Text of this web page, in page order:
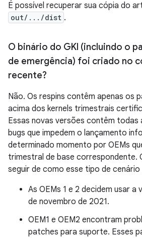
É possível recuperar sua cópia do
out/.../dist .
O binário do GKI (incluindo o
de emergência) foi criado no
recente?
Não. Os respins contêm apenas os
acima dos kernels trimestrais
Essas novas versões contêm todas
bugs que impedem o lançamento
determinado momento por OEMs
trimestral de base correspondente.
seguir de como esse tipo de
As OEMs 1 e 2 decidem usar a
de novembro de 2021.
OEM1 e OEM2 encontram
patches para suporte. Esses